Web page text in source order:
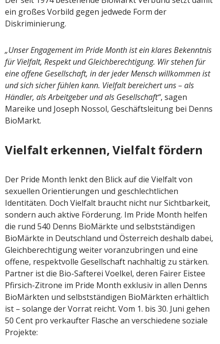
ein großes Vorbild gegen jedwede Form der
Diskriminierung.
„Unser Engagement im Pride Month ist ein klares Bekenntnis
für Vielfalt, Respekt und Gleichberechtigung. Wir stehen für
eine offene Gesellschaft, in der jeder Mensch willkommen ist
und sich sicher fühlen kann. Vielfalt bereichert uns – als
Händler, als Arbeitgeber und als Gesellschaft“, sagen
Mareike und Joseph Nossol, Geschäftsleitung bei Denns
BioMarkt.
Vielfalt erkennen, Vielfalt fördern
Der Pride Month lenkt den Blick auf die Vielfalt von
sexuellen Orientierungen und geschlechtlichen
Identitäten. Doch Vielfalt braucht nicht nur Sichtbarkeit,
sondern auch aktive Förderung. Im Pride Month helfen
die rund 540 Denns BioMärkte und selbstständigen
BioMärkte in Deutschland und Österreich deshalb dabei,
Gleichberechtigung weiter voranzubringen und eine
offene, respektvolle Gesellschaft nachhaltig zu stärken.
Partner ist die Bio-Safterei Voelkel, deren Fairer Eistee
Pfirsich-Zitrone im Pride Month exklusiv in allen Denns
BioMärkten und selbstständigen BioMärkten erhältlich
ist – solange der Vorrat reicht. Vom 1. bis 30. Juni gehen
50 Cent pro verkaufter Flasche an verschiedene soziale
Projekte: